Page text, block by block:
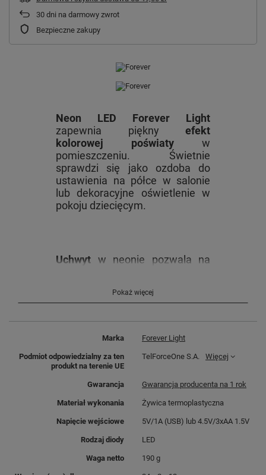
30 dni na darmowy zwrot
Bezpieczne zakupy
Neon LED Forever Light
zapewnia piękny efekt
kolorowej poświaty w
pomieszczeniu. Świetnie
sprawdzi się jako ozdoba do
ustawienia na półce w salonie
lub dekoracyjne oświetlenie w
pokoju dziecięcym.
Uchwyt w neonie pozwala na
Nastrojowe światło będzie
barów i innych przestrzeni, gdzie
barwy wyjątkowopodkreślą
wyróżnia neony to ichjednolite
rozpraszanie światła
zauważalnych punktów
świetlnych.
Pokaż więcej
Marka Forever Light
Podmiot odpowiedzialny za ten
produkt na terenie UE
TelForceOne S.A. Więcej
Gwarancja Gwarancja producenta na 1 rok
Materiał wykonania Żywica termoplastyczna
Napięcie wejściowe 5V/1A (USB) lub 4.5V/3xAA 1.5V
Rodzaj diody LED
Waga netto 190 g